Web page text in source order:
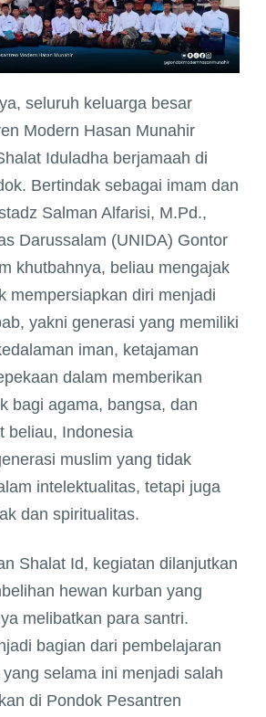
seluruh keluarga besar
Modern Hasan Munahir
Iduladha berjamaah di
Bertindak sebagai imam dan
Salman Alfarisi, M.Pd.,
Darussalam (UNIDA) Gontor
khutbahnya, beliau mengajak
mempersiapkan diri menjadi
yakni generasi yang memiliki
iman, ketajaman
dalam memberikan
bagi agama, bangsa, dan
beliau, Indonesia
muslim yang tidak
intelektualitas, tetapi juga
dan spiritualitas.
Shalat Id, kegiatan dilanjutkan
hewan kurban yang
melibatkan para santri.
bagian dari pembelajaran
selama ini menjadi salah
di Pondok Pesantren